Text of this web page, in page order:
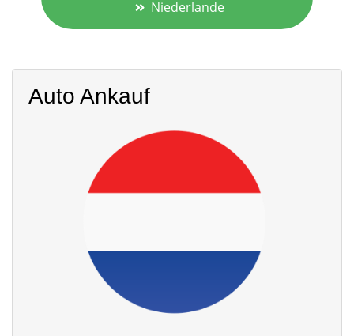
Niederlande
Auto Ankauf